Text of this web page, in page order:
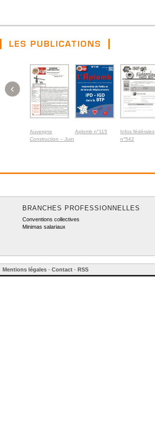
LES PUBLICATIONS
Auvergne
Construction – Juin
Aplomb n°115
Infos fédérales
n°542
‹
BRANCHES PROFESSIONNELLES
Conventions collectives
Minimas salariaux
Mentions légales - Contact - RSS